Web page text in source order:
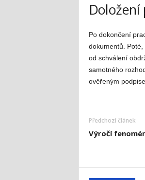
Doložení
Po dokončení
dokumentů.
od schválení
samotného
ověřeným
Předchozí článek
Výročí